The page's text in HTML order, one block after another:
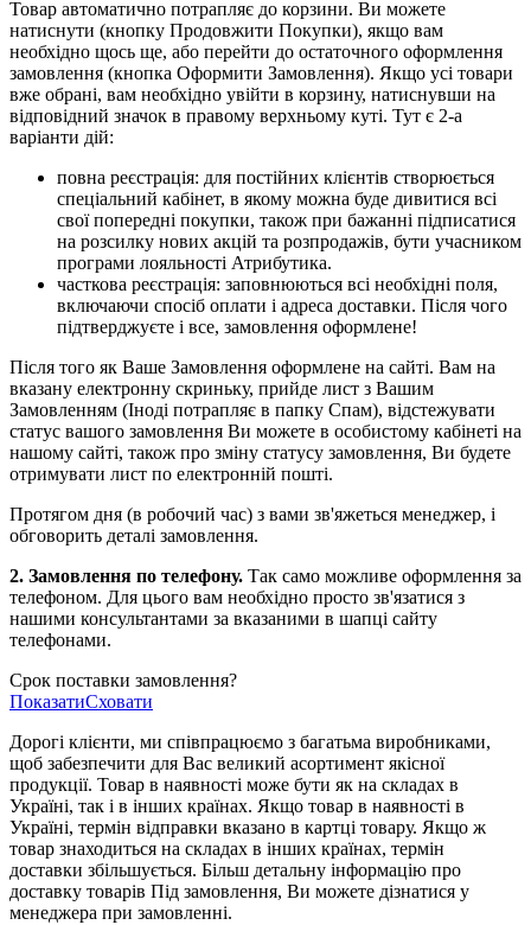
Товар автоматично потрапляє до корзини. Ви можете
натиснути (кнопку Продовжити Покупки), якщо вам
необхідно щось ще, або перейти до остаточного оформлення
замовлення (кнопка Оформити Замовлення). Якщо усі товари
вже обрані, вам необхідно увійти в корзину, натиснувши на
відповідний значок в правому верхньому куті. Тут є 2-а
варіанти дій:
повна реєстрація: для постійних клієнтів створюється
спеціальний кабінет, в якому можна буде дивитися всі
свої попередні покупки, також при бажанні підписатися
на розсилку нових акцій та розпродажів, бути учасником
програми лояльності Атрибутика.
часткова реєстрація: заповнюються всі необхідні поля,
включаючи спосіб оплати і адреса доставки. Після чого
підтверджуєте і все, замовлення оформлене!
Після того як Ваше Замовлення оформлене на сайті. Вам на
вказану електронну скриньку, прийде лист з Вашим
Замовленням (Іноді потрапляє в папку Спам), відстежувати
статус вашого замовлення Ви можете в особистому кабінеті на
нашому сайті, також про зміну статусу замовлення, Ви будете
отримувати лист по електронній пошті.
Протягом дня (в робочий час) з вами зв'яжеться менеджер, і
обговорить деталі замовлення.
2. Замовлення по телефону. Так само можливе оформлення за
телефоном. Для цього вам необхідно просто зв'язатися з
нашими консультантами за вказаними в шапці сайту
телефонами.
Срок поставки замовлення?
ПоказатиСховати
Дорогі клієнти, ми співпрацюємо з багатьма виробниками,
щоб забезпечити для Вас великий асортимент якісної
продукції. Товар в наявності може бути як на складах в
Україні, так і в інших країнах. Якщо товар в наявності в
Україні, термін відправки вказано в картці товару. Якщо ж
товар знаходиться на складах в інших країнах, термін
доставки збільшується. Більш детальну інформацію про
доставку товарів Під замовлення, Ви можете дізнатися у
менеджера при замовленні.